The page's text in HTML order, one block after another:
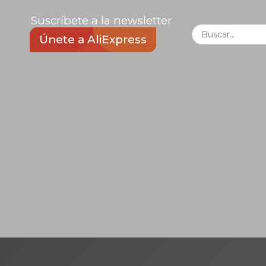
Suscríbete a la newsletter
Únete a AliExpress